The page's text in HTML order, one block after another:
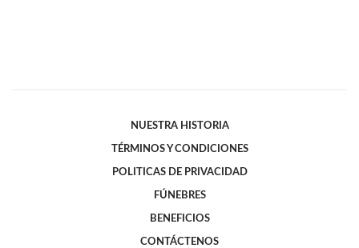
NUESTRA HISTORIA
TÉRMINOS Y CONDICIONES
POLITICAS DE PRIVACIDAD
FÚNEBRES
BENEFICIOS
CONTÁCTENOS